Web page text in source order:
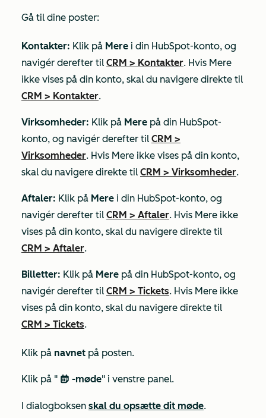
Gå til dine poster:
Kontakter: Klik på Mere i din HubSpot-konto, og
navigér derefter til CRM > Kontakter. Hvis Mere
ikke vises på din konto, skal du navigere direkte til
CRM > Kontakter.
Virksomheder: Klik på Mere på din HubSpot-
konto, og navigér derefter til CRM >
Virksomheder. Hvis Mere ikke vises på din konto,
skal du navigere direkte til CRM > Virksomheder.
Aftaler: Klik på Mere i din HubSpot-konto, og
navigér derefter til CRM > Aftaler. Hvis Mere ikke
vises på din konto, skal du navigere direkte til
CRM > Aftaler.
Billetter: Klik på Mere på din HubSpot-konto, og
navigér derefter til CRM > Tickets. Hvis Mere ikke
vises på din konto, skal du navigere direkte til
CRM > Tickets.
Klik på navnet på posten.
Klik på " meetings -møde" i venstre panel.
I dialogboksen skal du opsætte dit møde.